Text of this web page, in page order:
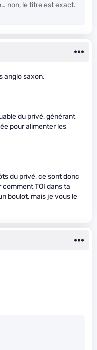
non, le titre est exact.
anglo saxon,
du privé, générant
pour alimenter les
du privé, ce sont donc
comment TOI dans ta
boulot, mais je vous le